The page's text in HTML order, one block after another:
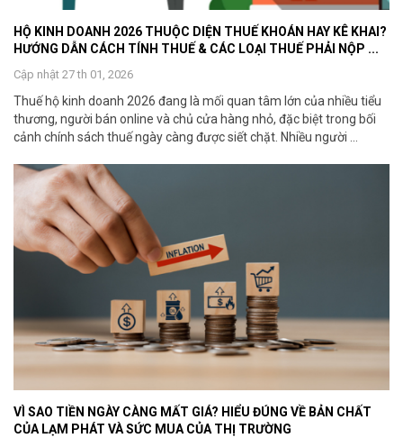
HỘ KINH DOANH 2026 THUỘC DIỆN THUẾ KHOÁN HAY KÊ KHAI?
HƯỚNG DẪN CÁCH TÍNH THUẾ & CÁC LOẠI THUẾ PHẢI NỘP ...
Cập nhật 27 th 01, 2026
Thuế hộ kinh doanh 2026 đang là mối quan tâm lớn của nhiều tiểu
thương, người bán online và chủ cửa hàng nhỏ, đặc biệt trong bối
cảnh chính sách thuế ngày càng được siết chặt. Nhiều người ...
VÌ SAO TIỀN NGÀY CÀNG MẤT GIÁ? HIỂU ĐÚNG VỀ BẢN CHẤT
CỦA LẠM PHÁT VÀ SỨC MUA CỦA THỊ TRƯỜNG